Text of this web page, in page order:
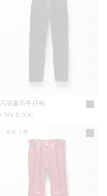
高腰直筒牛仔裤
CN¥ 9,300
最新上市